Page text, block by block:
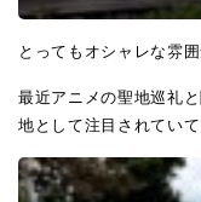
とってもオシャレな雰
最近アニメの聖地巡礼
地として注目されてい